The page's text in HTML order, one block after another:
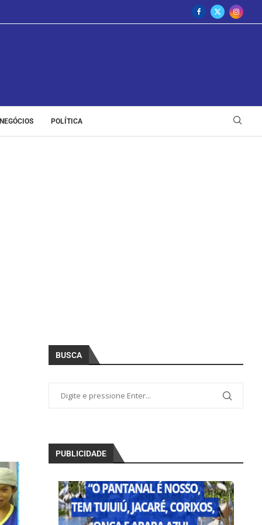
POLÍTICA
BUSCA
PUBLICIDADE